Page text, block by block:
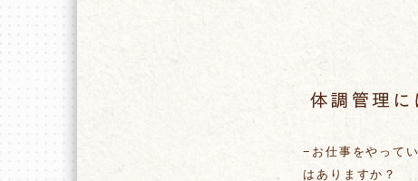
−お仕事をやって
はありますか？